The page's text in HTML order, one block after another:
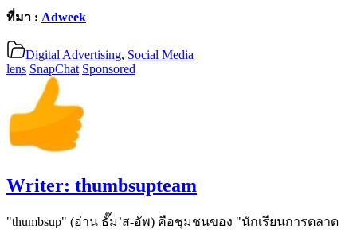
ที่มา : Adweek
Digital Advertising, Social Media
lens SnapChat Sponsored
Writer: thumbsupteam
"thumbsup" (อ่าน ธั๊ม’ส-อัพ) คือชุมชนของ "นักเรียนการตลาด